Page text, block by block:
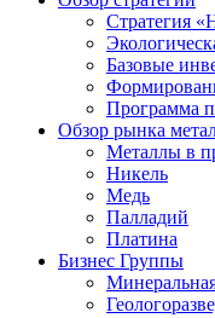
Стратегия
Базовые
Программа
Обзор рынка
Металлы в
Никель
Медь
Палладий
Платина
Бизнес Группы